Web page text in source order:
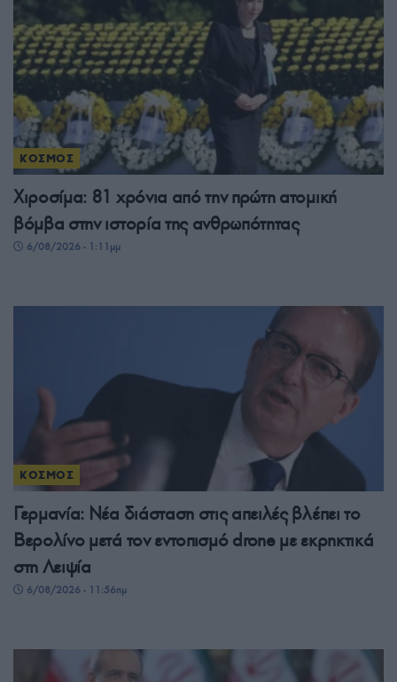
ΚΟΣΜΟΣ
Χιροσίμα: 81 χρόνια από την πρώτη ατομική
βόμβα στην ιστορία της ανθρωπότητας
6/08/2026 - 1:11μμ
ΚΟΣΜΟΣ
Γερμανία: Νέα διάσταση στις απειλές βλέπει το
Βερολίνο μετά τον εντοπισμό drone με εκρηκτικά
στη Λειψία
6/08/2026 - 11:56πμ